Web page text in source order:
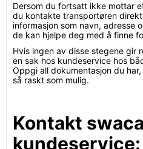
Dersom du fortsatt ikke mottar
du kontakte transportøren
informasjon som navn, adresse
de kan hjelpe deg med å finne
Hvis ingen av disse stegene gir
en sak hos kundeservice hos
Oppgi all dokumentasjon du
så raskt som mulig.
Kontakt